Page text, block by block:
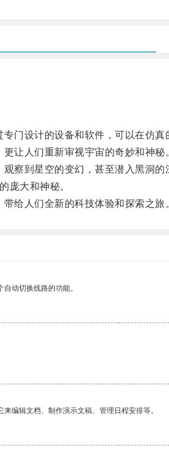
设计的设备和软件，可以在仿真
人们重新审视宇宙的奇妙和神秘
到星空的变幻，甚至潜入黑洞的
大和神秘。
人们全新的科技体验和探索之旅
动切换线路的功能。
编辑文档、制作演示文稿、管理日程安排等。